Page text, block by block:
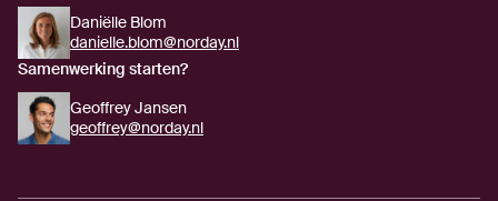
Daniëlle Blom
danielle.blom@norday.nl
Samenwerking starten?
Geoffrey Jansen
geoffrey@norday.nl